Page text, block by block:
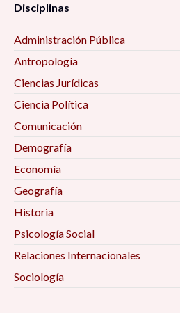
Disciplinas
Administración Pública
Antropología
Ciencias Jurídicas
Ciencia Política
Comunicación
Demografía
Economía
Geografía
Historia
Psicología Social
Relaciones Internacionales
Sociología